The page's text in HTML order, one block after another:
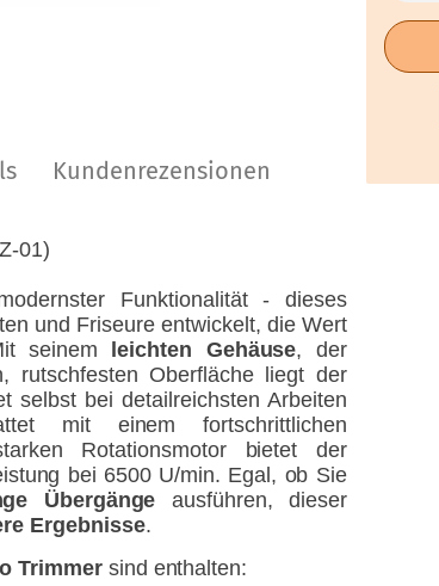
Kundenrezensionen
01)
Funktionalität - dieses
und Friseure entwickelt, die Wert
seinem leichten Gehäuse, der
rutschfesten Oberfläche liegt der
selbst bei detailreichsten Arbeiten
mit einem fortschrittlichen
Rotationsmotor bietet der
bei 6500 U/min. Egal, ob Sie
Übergänge ausführen, dieser
Ergebnisse.
Trimmersind enthalten: